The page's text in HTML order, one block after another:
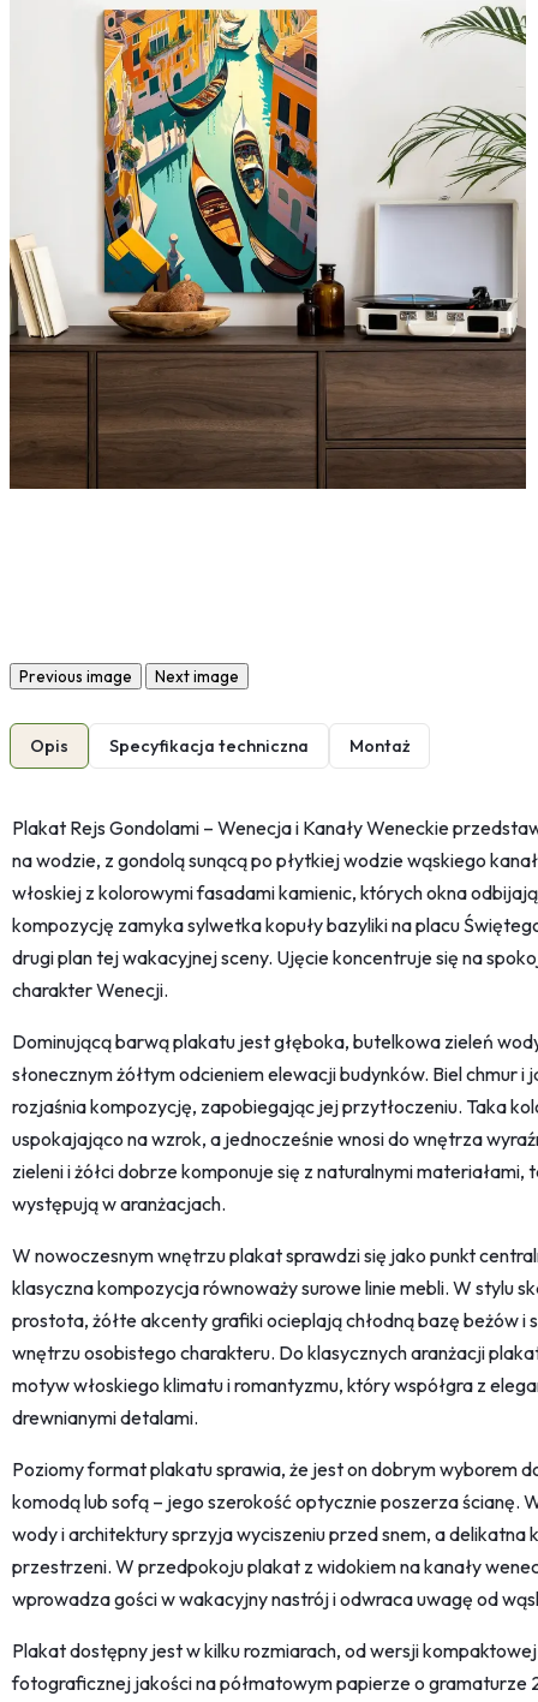
Previous image Next image
Opis Specyfikacja techniczna Montaż
Plakat Rejs Gondolami – Wenecja i Kanały Weneckie
na wodzie, z gondolą sunącą po płytkiej wodzie wąskiego
włoskiej z kolorowymi fasadami kamienic, których okna
kompozycję zamyka sylwetka kopuły bazyliki na placu
drugi plan tej wakacyjnej sceny. Ujęcie koncentruje się na
charakter Wenecji.
Dominującą barwą plakatu jest głęboka, butelkowa zieleń
słonecznym żółtym odcieniem elewacji budynków. Biel chmur
rozjaśnia kompozycję, zapobiegając jej przytłoczeniu. Taka
uspokajająco na wzrok, a jednocześnie wnosi do wnętrza
zieleni i żółci dobrze komponuje się z naturalnymi
występują w aranżacjach.
W nowoczesnym wnętrzu plakat sprawdzi się jako punkt
klasyczna kompozycja równoważy surowe linie mebli. W stylu
prostota, żółte akcenty grafiki ocieplają chłodną bazę beżów i
wnętrzu osobistego charakteru. Do klasycznych aranżacji
motyw włoskiego klimatu i romantyzmu, który współgra z
drewnianymi detalami.
Poziomy format plakatu sprawia, że jest on dobrym wyborem
komodą lub sofą – jego szerokość optycznie poszerza ścianę.
wody i architektury sprzyja wyciszeniu przed snem, a delikatna
przestrzeni. W przedpokoju plakat z widokiem na kanały
wprowadza gości w wakacyjny nastrój i odwraca uwagę od
Plakat dostępny jest w kilku rozmiarach, od wersji
fotograficznej jakości na półmatowym papierze o gramaturze